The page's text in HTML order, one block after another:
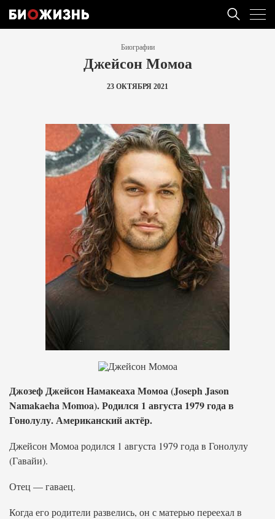
Биографии
Джейсон Момоа
23 ОКТЯБРЯ 2021
Джозеф Джейсон Намакеаха Момоа (Joseph Jason
Namakaeha Momoa). Родился 1 августа 1979 года в
Гонолулу. Американский актёр.
Джейсон Момоа родился 1 августа 1979 года в Гонолулу
(Гавайи).
Отец — гаваец.
Когда его родители развелись, он с матерью переехал в